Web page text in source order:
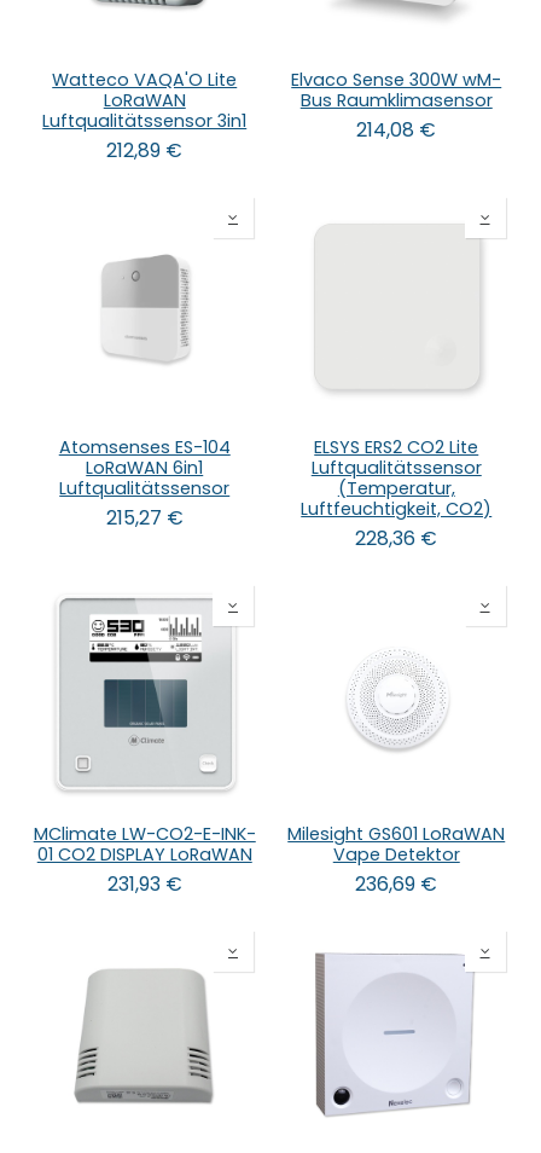
Watteco VAQA'O Lite
LoRaWAN
Luftqualitätssensor 3in1
212,89 €
Elvaco Sense 300W wM-
Bus Raumklimasensor
214,08 €
Atomsenses ES-104
LoRaWAN 6in1
Luftqualitätssensor
215,27 €
ELSYS ERS2 CO2 Lite
Luftqualitätssensor
(Temperatur,
Luftfeuchtigkeit, CO2)
228,36 €
MClimate LW-CO2-E-INK-
01 CO2 DISPLAY LoRaWAN
231,93€
Milesight GS601 LoRaWAN
Vape Detektor
236,69 €